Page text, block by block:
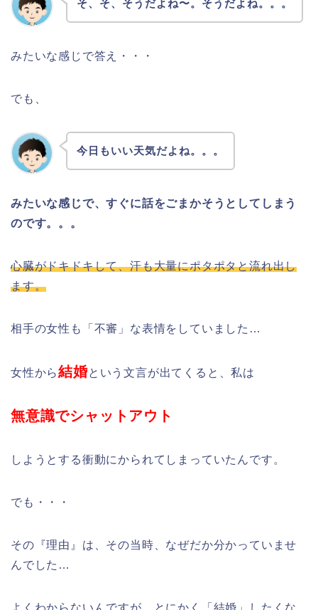
そ、そ、そうだよね〜。そうだよね。。。
みたいな感じで答え・・・
でも、
今日もいい天気だよね。。。
みたいな感じで、すぐに話をごまかそうとしてしまう
のです。。。
心臓がドキドキして、汗も大量にポタポタと流れ出し
ます。
相手の女性も「不審」な表情をしていました…
女性から結婚という文言が出てくると、私は
無意識でシャットアウト
しようとする衝動にかられてしまっていたんです。
でも・・・
その『理由』は、その当時、なぜだか分かっていませ
んでした…
よくわからないんですが、とにかく「結婚」したくな